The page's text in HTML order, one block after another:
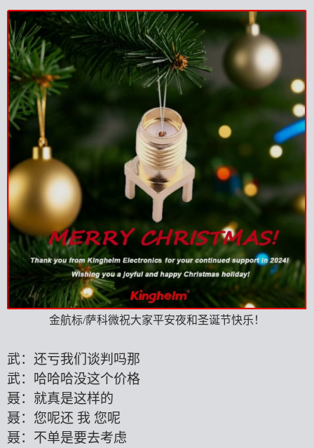
金航标/萨科微祝大家平安夜和圣诞节快乐！
武：还亏我们谈判吗那
武：哈哈哈没这个价格
聂：就真是这样的
聂：您呢还 我 您呢
聂：不单是要去考虑